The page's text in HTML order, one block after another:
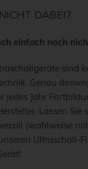
DABEI?
einfach noch
sind
Genau
jedes Jahr
Lassen Sie
(wahlweise
Ultraschall-